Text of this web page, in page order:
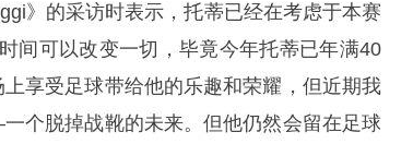
》的采访时表示，托蒂已经在考虑于本赛
间可以改变一切，毕竟今年托蒂已年满40
享受足球带给他的乐趣和荣耀，但近期我
个脱掉战靴的未来。但他仍然会留在足球